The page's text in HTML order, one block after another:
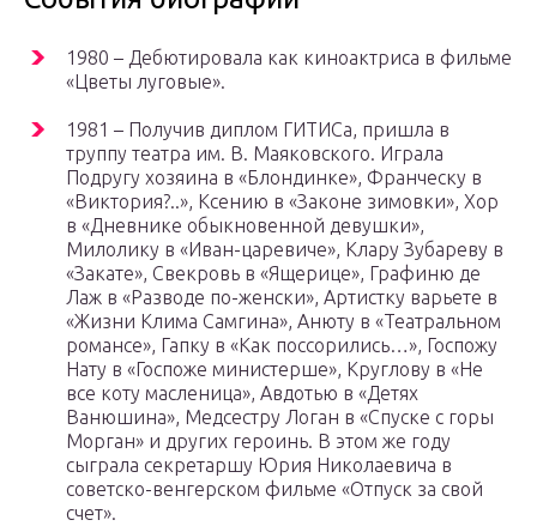
1980 – Дебютировала как киноактриса в фильме
«Цветы луговые».
1981 – Получив диплом ГИТИСа, пришла в
труппу театра им. В. Маяковского. Играла
Подругу хозяина в «Блондинке», Франческу в
«Виктория?..», Ксению в «Законе зимовки», Хор
в «Дневнике обыкновенной девушки»,
Милолику в «Иван-царевиче», Клару Зубареву в
«Закате», Свекровь в «Ящерице», Графиню де
Лаж в «Разводе по-женски», Артистку варьете в
«Жизни Клима Самгина», Анюту в «Театральном
романсе», Гапку в «Как поссорились…», Госпожу
Нату в «Госпоже министерше», Круглову в «Не
все коту масленица», Авдотью в «Детях
Ванюшина», Медсестру Логан в «Спуске с горы
Морган» и других героинь. В этом же году
сыграла секретаршу Юрия Николаевича в
советско-венгерском фильме «Отпуск за свой
счет».